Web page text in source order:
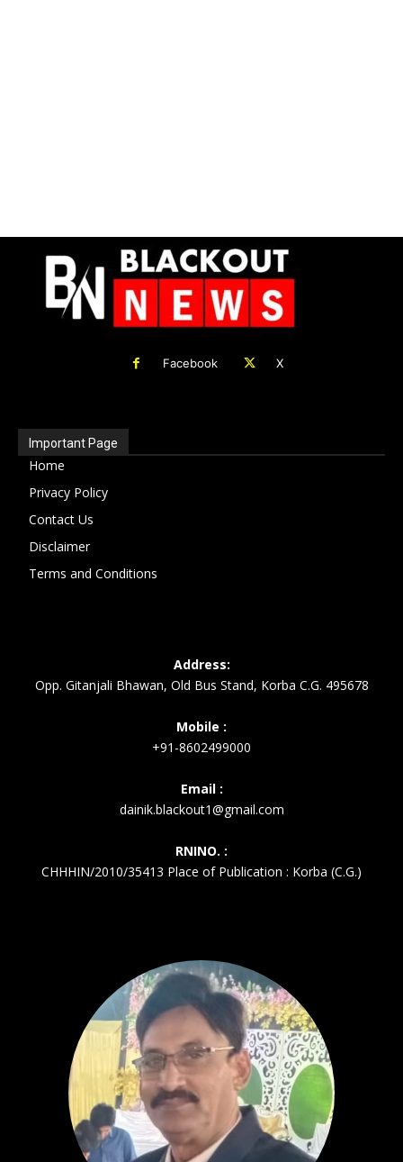
Facebook X
Important Page
Home
Privacy Policy
Contact Us
Disclaimer
Terms and Conditions
Address:
Opp. Gitanjali Bhawan, Old Bus Stand, Korba C.G. 495678
Mobile :
+91-8602499000
Email :
dainik.blackout1@gmail.com
RNINO. :
CHHHIN/2010/35413 Place of Publication : Korba (C.G.)